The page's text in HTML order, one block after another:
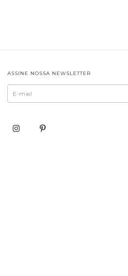
ASSINE NOSSA NEWSLETTER